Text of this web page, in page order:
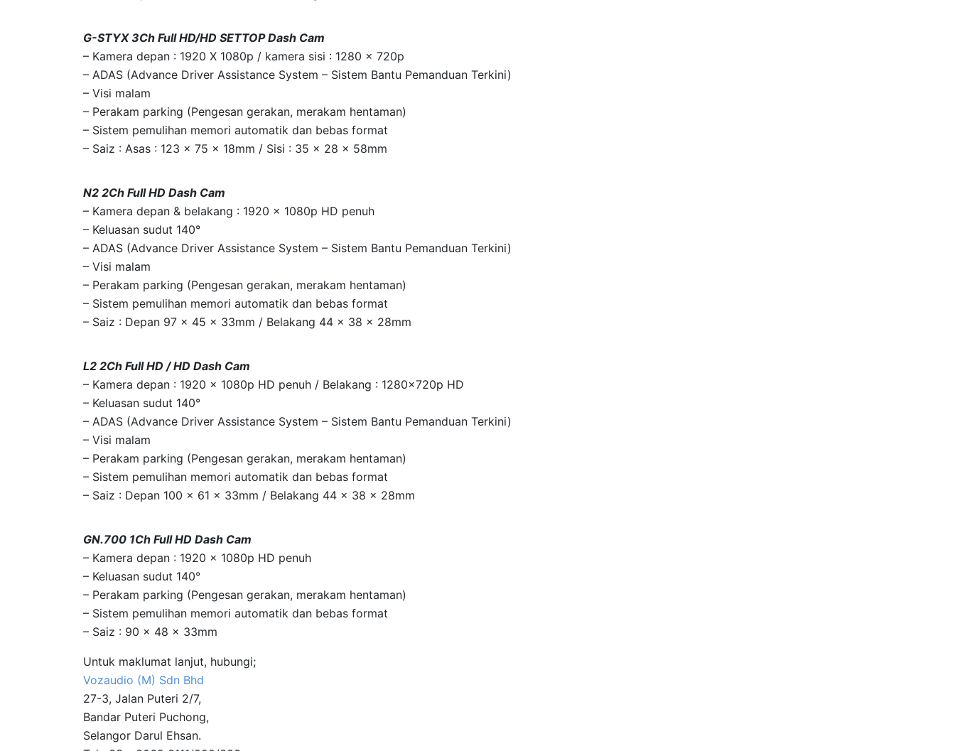
G-STYX 3Ch Full HD/HD SETTOP Dash Cam
– Kamera depan : 1920 X 1080p / kamera sisi : 1280 x 720p
– ADAS (Advance Driver Assistance System – Sistem Bantu Pemanduan Terkini)
– Visi malam
– Perakam parking (Pengesan gerakan, merakam hentaman)
– Sistem pemulihan memori automatik dan bebas format
– Saiz : Asas : 123 x 75 x 18mm / Sisi : 35 x 28 x 58mm
N2 2Ch Full HD Dash Cam
– Kamera depan & belakang : 1920 x 1080p HD penuh
– Keluasan sudut 140°
– ADAS (Advance Driver Assistance System – Sistem Bantu Pemanduan Terkini)
– Visi malam
– Perakam parking (Pengesan gerakan, merakam hentaman)
– Sistem pemulihan memori automatik dan bebas format
– Saiz : Depan 97 x 45 x 33mm / Belakang 44 x 38 x 28mm
L2 2Ch Full HD / HD Dash Cam
– Kamera depan : 1920 x 1080p HD penuh / Belakang : 1280x720p HD
– Keluasan sudut 140°
– ADAS (Advance Driver Assistance System – Sistem Bantu Pemanduan Terkini)
– Visi malam
– Perakam parking (Pengesan gerakan, merakam hentaman)
– Sistem pemulihan memori automatik dan bebas format
– Saiz : Depan 100 x 61 x 33mm / Belakang 44 x 38 x 28mm
GN.700 1Ch Full HD Dash Cam
– Kamera depan : 1920 x 1080p HD penuh
– Keluasan sudut 140°
– Perakam parking (Pengesan gerakan, merakam hentaman)
– Sistem pemulihan memori automatik dan bebas format
– Saiz : 90 x 48 x 33mm
Untuk maklumat lanjut, hubungi;
Vozaudio (M) Sdn Bhd
27-3, Jalan Puteri 2/7,
Bandar Puteri Puchong,
Selangor Darul Ehsan.